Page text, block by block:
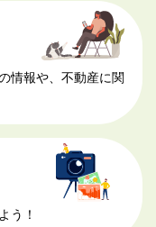
情報や、不動産に関
う！